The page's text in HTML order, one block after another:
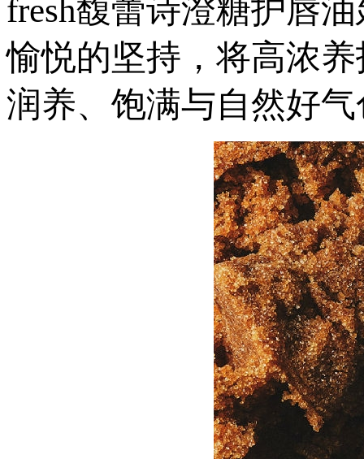
fresh馥蕾诗澄糖护唇
愉悦的坚持，将高浓
润养、饱满与自然好